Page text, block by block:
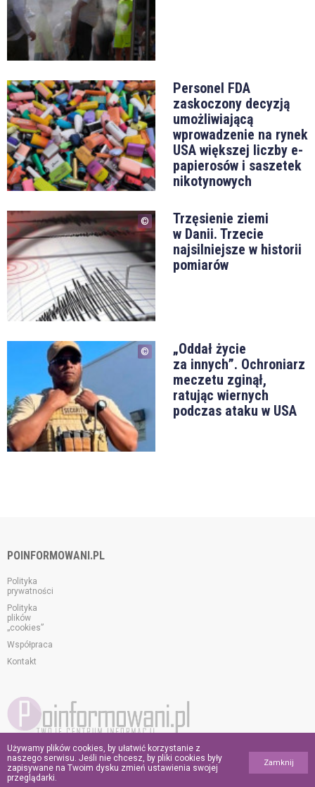
Personel FDA
zaskoczony decyzją
umożliwiającą
wprowadzenie na rynek
USA większej liczby e-
papierosów i saszetek
nikotynowych
Trzęsienie ziemi
w Danii. Trzecie
najsilniejsze w historii
pomiarów
„Oddał życie
za innych”. Ochroniarz
meczetu zginął,
ratując wiernych
podczas ataku w USA
POINFORMOWANI.PL
Polityka
prywatności
Polityka
plików
„cookies”
Współpraca
Kontakt
© 2026 poinformowani.pl.
Wszelkie prawa zastrzeżone.
Używamy plików cookies, by ułatwić korzystanie z
naszego serwisu. Jeśli nie chcesz, by pliki cookies były
zapisywane na Twoim dysku zmień ustawienia swojej
przeglądarki.
Zamknij